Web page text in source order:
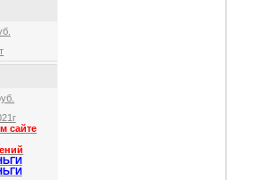
сайте